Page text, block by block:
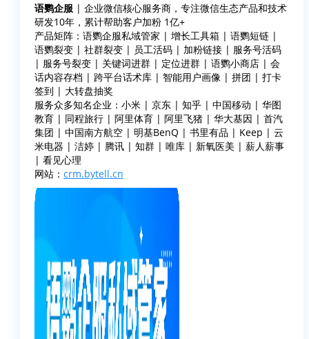
语鹦企服 | 企业微信核心服务商，专注微信生态产品和技术
研发10年，累计帮助客户加粉 1亿+
产品矩阵：语鹦企服私域管家 | 增长工具箱 | 语鹦短链 |
语鹦裂变 | 社群裂变 | 员工活码 | 加粉链接 | 服务号活码
| 服务号裂变 | 关键词进群 | 定位进群 | 语鹦小商店 | 会
话内容存档 | 跨平台话术库 | 智能用户画像 | 拼团 | 打卡
签到 | 大转盘抽奖
服务众多知名企业：小米 | 京东 | 知乎 | 中国移动 | 华图
教育 | 同程旅行 | 阿里体育 | 阿里飞猪 | 华大基因 | 首汽
集团 | 中国南方航空 | 明基BenQ | 书里有品 | Keep | 云
米电器 | 洁婷 | 腾讯 | 知群 | 唯库 | 新氧医美 | 薪人薪事
| 看见心理
网站： crm.bytell.cn